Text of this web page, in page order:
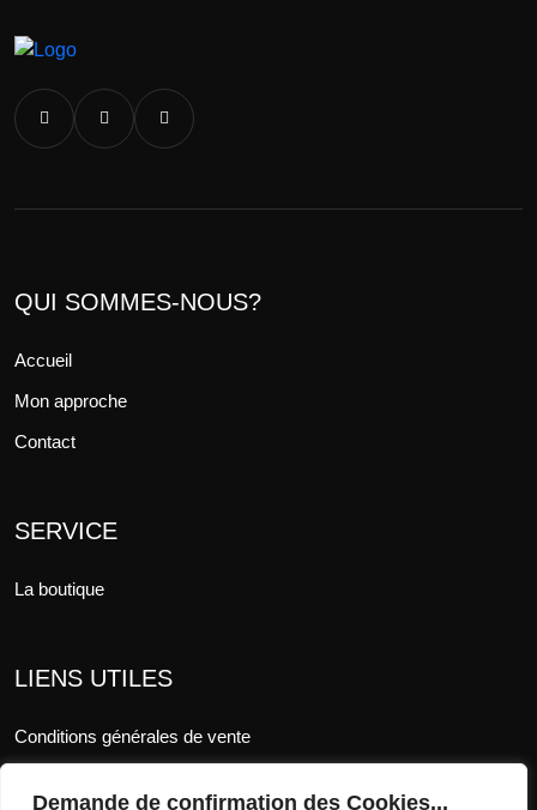
Demande de confirmation des Cookies...
QUI SOMMES-NOUS?
Accueil
Mon approche
Contact
SERVICE
La boutique
LIENS UTILES
Conditions générales de vente